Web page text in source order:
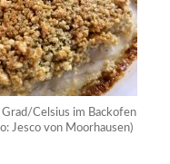
Celsius im Backofen
Jesco von Moorhausen)